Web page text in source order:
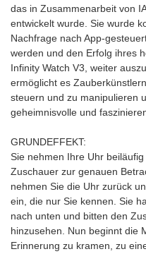
das in Zusammenarbeit von
entwickelt wurde. Sie wurde
Nachfrage nach App-
werden und den Erfolg ihres
Infinity Watch V3, weiter
ermöglicht es
steuern und zu manipulieren
geheimnisvolle und
GRUNDEFFEKT:
Sie nehmen Ihre Uhr
Zuschauer zur genauen
nehmen Sie die Uhr zurück
ein, die nur Sie kennen. Sie
nach unten und bitten den
hinzusehen. Nun beginnt die
Erinnerung zu kramen, zu